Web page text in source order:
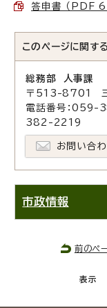
答申書 （PDF
このページに関する
総務部 人事課
〒513-8701 三
電話番号：
382-2219
お問い合わ
市政情報
前のペ
表示